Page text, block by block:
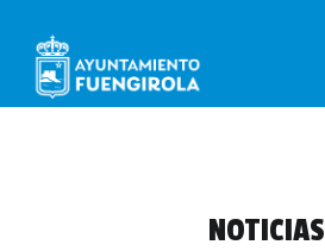
NOTICIAS